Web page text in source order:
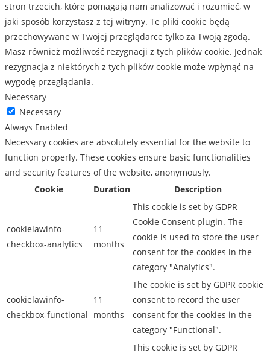
stron trzecich, które pomagają nam analizować i rozumieć, w
jaki sposób korzystasz z tej witryny. Te pliki cookie będą
przechowywane w Twojej przeglądarce tylko za Twoją zgodą.
Masz również możliwość rezygnacji z tych plików cookie. Jednak
rezygnacja z niektórych z tych plików cookie może wpłynąć na
wygodę przeglądania.
Necessary
Necessary
Always Enabled
Necessary cookies are absolutely essential for the website to
function properly. These cookies ensure basic functionalities
and security features of the website, anonymously.
Cookie
Duration Description
cookielawinfo-
checkbox-analytics
11
months
This cookie is set by GDPR
Cookie Consent plugin. The
cookie is used to store the user
consent for the cookies in the
category "Analytics".
cookielawinfo-
checkbox-functional
11
months
The cookie is set by GDPR cookie
consent to record the user
consent for the cookies in the
category "Functional".
This cookie is set by GDPR